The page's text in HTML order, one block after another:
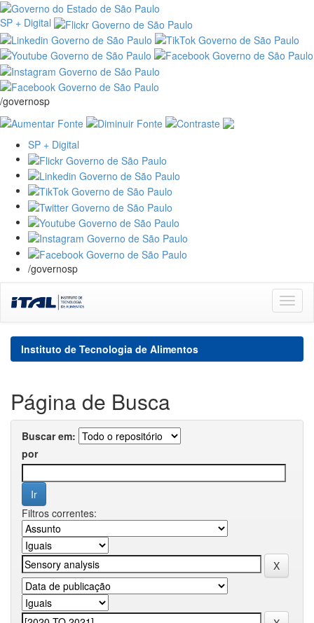
SP + Digital
/governosp
SP + Digital
/governosp
navigation
Instituto de Tecnologia de Alimentos
Página de Busca
Buscar em:
por
Filtros correntes: